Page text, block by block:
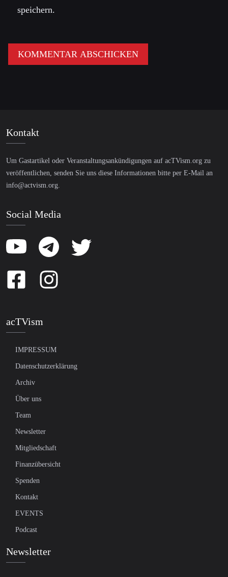
speichern.
Kontakt
Um Gastartikel oder Veranstaltungsankündigungen auf acTVism.org zu
veröffentlichen, senden Sie uns diese Informationen bitte per E-Mail an
info@actvism.org.
Social Media
acTVism
IMPRESSUM
Datenschutzerklärung
Archiv
Über uns
Team
Newsletter
Mitgliedschaft
Finanzübersicht
Spenden
Kontakt
EVENTS
Podcast
Newsletter